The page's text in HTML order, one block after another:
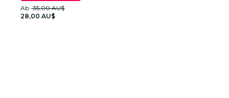
Ab 35,00 AU$
28,00 AU$